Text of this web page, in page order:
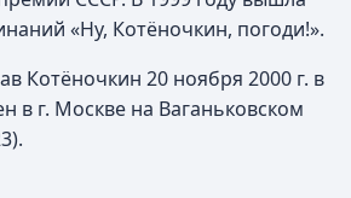
«Ну, Котёночкин, погоди!».
Котёночкин 20 ноября 2000 г. в
в г. Москве на Ваганьковском